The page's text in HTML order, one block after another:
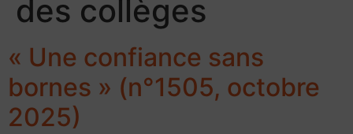
des collèges
« Une confiance sans
bornes » (n°1505, octobre
2025)